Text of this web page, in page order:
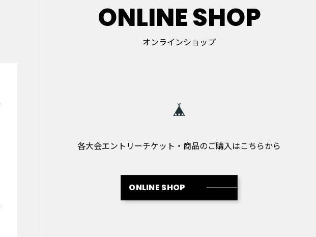
ONLINE SHOP
オンラインショップ
各大会エントリーチケット・商品のご購入はこちらから
ONLINE SHOP